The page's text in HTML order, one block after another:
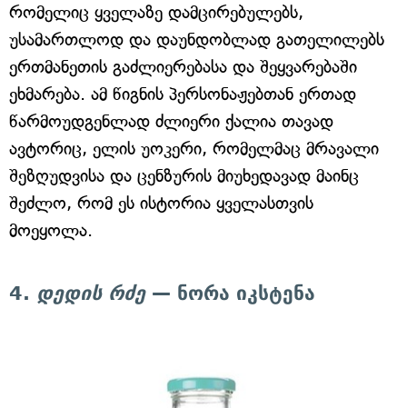
რომელიც ყველაზე დამცირებულებს,
უსამართლოდ და დაუნდობლად გათელილებს
ერთმანეთის გაძლიერებასა და შეყვარებაში
ეხმარება. ამ წიგნის პერსონაჟებთან ერთად
წარმოუდგენლად ძლიერი ქალია თავად
ავტორიც, ელის უოკერი, რომელმაც მრავალი
შეზღუდვისა და ცენზურის მიუხედავად მაინც
შეძლო, რომ ეს ისტორია ყველასთვის
მოეყოლა.
4. დედის რძე— ნორა იკსტენა